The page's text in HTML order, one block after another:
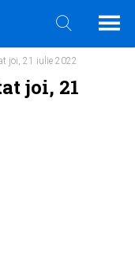
joi, 21 iulie 2022
joi, 21